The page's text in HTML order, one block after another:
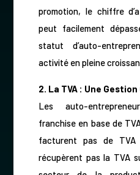
promotion, le chiffre
peut facilement
statut d’auto-
activité en pleine
2. La TVA : Une
Les auto-
franchise en base de
facturent pas de
récupèrent pas la TVA